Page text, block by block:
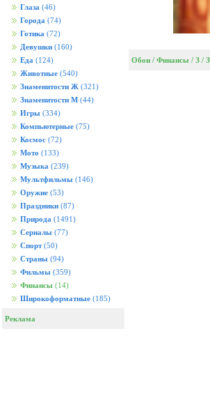
Глаза (46)
Города (74)
Готика (72)
Девушки (160)
Еда (124)
Животные (540)
Знаменитости Ж (321)
Знаменитости М (44)
Игры (334)
Компьютерные (75)
Космос (72)
Мото (133)
Музыка (239)
Мультфильмы (146)
Оружие (53)
Праздники (87)
Природа (1491)
Сериалы (77)
Спорт (50)
Страны (94)
Фильмы (359)
Финансы (14)
Широкоформатные (185)
Реклама
Обои / Финансы / З /